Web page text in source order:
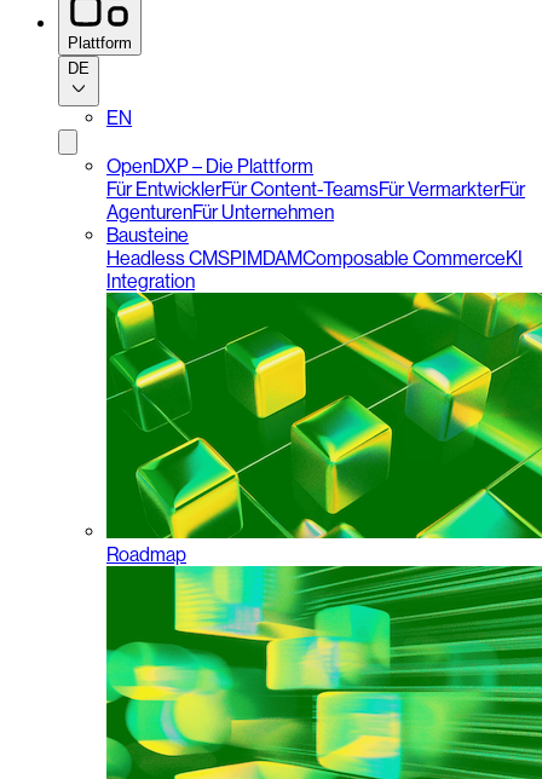
Plattform
DE
EN
OpenDXP – Die Plattform
Für EntwicklerFür Content-TeamsFür VermarkterFür
AgenturenFür Unternehmen
Bausteine
Headless CMSPIMDAMComposable CommerceKI
Integration
Roadmap